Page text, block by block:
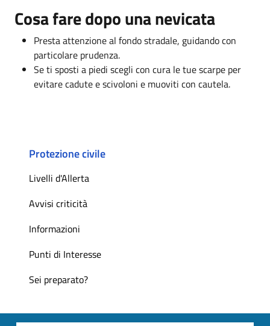
Cosa fare dopo una nevicata
Presta attenzione al fondo stradale, guidando con
particolare prudenza.
Se ti sposti a piedi scegli con cura le tue scarpe per
evitare cadute e scivoloni e muoviti con cautela.
Protezione civile
Livelli d'Allerta
Avvisi criticità
Informazioni
Punti di Interesse
Sei preparato?